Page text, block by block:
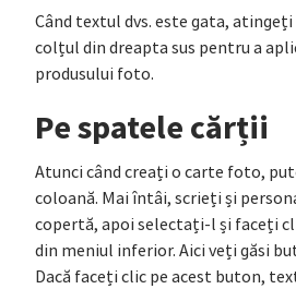
Când textul dvs. este gata,
colțul din dreapta sus pentru a
produsului foto.
Pe spatele cărții
Atunci când creați o carte foto,
coloană. Mai întâi, scrieți și
copertă, apoi selectați-l și faceți
din meniul inferior. Aici veți găsi
Dacă faceți clic pe acest buton,